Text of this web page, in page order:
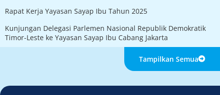
Rapat Kerja Yayasan Sayap Ibu Tahun 2025
Kunjungan Delegasi Parlemen Nasional Republik Demokratik
Timor-Leste ke Yayasan Sayap Ibu Cabang Jakarta
Tampilkan Semua